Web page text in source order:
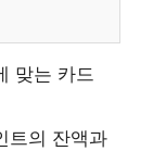
맞는 카드
트의 잔액과